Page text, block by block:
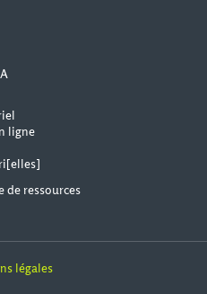
ligne
de ressources
légales